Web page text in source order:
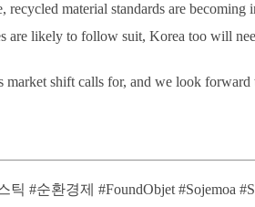
material standards are
are likely to follow suit, Korea too will
market shift calls for, and we look
순환경제 #FoundObjet #Sojemoa